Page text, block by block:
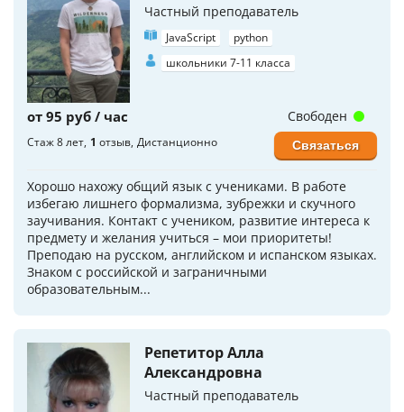
Частный преподаватель
JavaScript
python
школьники 7-11 класса
от 95 руб / час
Стаж 8 лет 1 отзыв Дистанционно
Хорошо нахожу общий язык с учениками. В работе
избегаю лишнего формализма, зубрежки и скучного
заучивания. Контакт с учеником, развитие интереса к
предмету и желания учиться – мои приоритеты!
Преподаю на русском, английском и испанском языках.
Знаком с российской и заграничными
образовательным...
Свободен
Связаться
Репетитор Алла
Александровна
Частный преподаватель